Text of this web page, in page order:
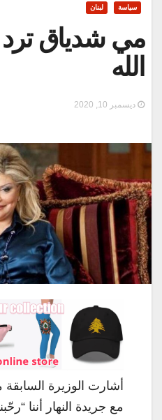
سياسة لبنان
مي شدياق
الله
ديسمبر 10, 2020
أشارت الوزيرة
مع جريدة النهار أننا